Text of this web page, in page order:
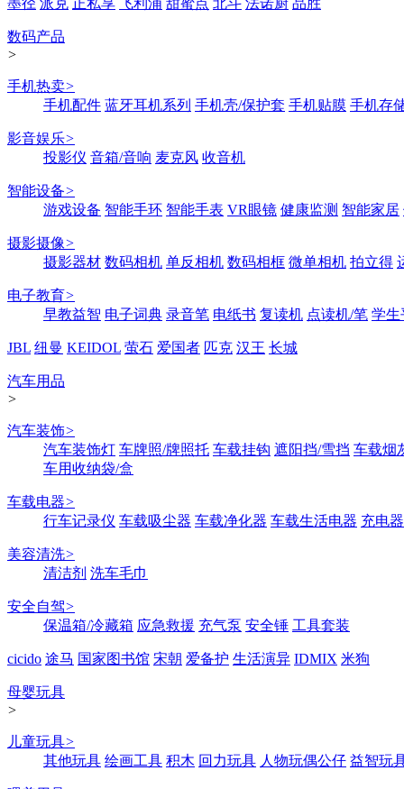
数码产品
>
手机热卖>
手机配件 蓝牙耳机系列 手机壳/保护套 手机贴膜 手机存
影音娱乐>
投影仪 音箱/音响 麦克风 收音机
智能设备>
游戏设备 智能手环 智能手表 VR眼镜 健康监测 智能家居
摄影摄像>
摄影器材 数码相机 单反相机 数码相框 微单相机 拍立得
电子教育>
早教益智 电子词典 录音笔 电纸书 复读机 点读机/笔 学生
JBL 纽曼 KEIDOL 萤石 爱国者 匹克 汉王 长城
汽车用品
>
汽车装饰>
汽车装饰灯 车牌照/牌照托 车载挂钩 遮阳挡/雪挡 车载烟
车用收纳袋/盒
车载电器>
行车记录仪 车载吸尘器 车载净化器 车载生活电器 充电
美容清洗>
清洁剂 洗车毛巾
安全自驾>
保温箱/冷藏箱 应急救援 充气泵 安全锤 工具套装
cicido 途马 国家图书馆 宋朝 爱备护 生活演异 IDMIX 米狗
母婴玩具
>
儿童玩具>
其他玩具 绘画工具 积木 回力玩具 人物玩偶公仔 益智玩